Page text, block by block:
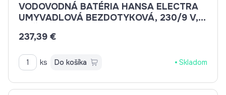
VODOVODNÁ BATÉRIA HANSA ELECTRA
UMYVADLOVÁ BEZDOTYKOVÁ, 230/9 V,
237,39 €
ks Do košíka Skladom